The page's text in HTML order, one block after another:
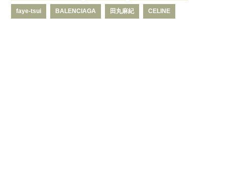
faye-tsui BALENCIAGA 田丸麻紀 CELINE